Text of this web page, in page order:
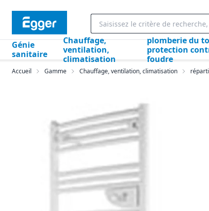
Génie
sanitaire
Chauffage,
ventilation,
climatisation
plomberie du
protection
foudre
Accueil Gamme Chauffage, ventilation, climatisation